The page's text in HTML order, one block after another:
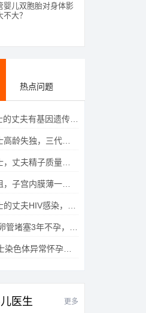
婴儿双胞胎对身体影
不大？
热点问题
遗传疾病，三代试管生育健康宝宝
，三代试管助她重获女儿
量差，三代试管获得男宝宝
直未孕，三代试管一次成功获得
染，三代试管成功获得女宝宝
不孕，泰国三代试管喜获
孕难，泰国三代试管成功好孕
医生 更多